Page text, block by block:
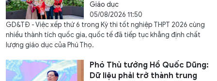
Giáo dục
05/08/2026 11:50
GD&TĐ - Việc xếp thứ 6 trong Kỳ thi tốt nghiệp THPT 2026 cùng
nhiều thành tích quốc gia, quốc tế đã tiếp tục khẳng định chất
lượng giáo dục của Phú Thọ.
Phó Thủ tướng Hồ Quốc Dũng:
Dữ liệu phải trở thành trung